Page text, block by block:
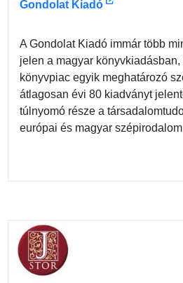
Gondolat Kiadó
A Gondolat Kiadó immár több
jelen a magyar könyvkiadásban,
könyvpiac egyik meghatározó
átlagosan évi 80 kiadványt
túlnyomó része a
európai és magyar